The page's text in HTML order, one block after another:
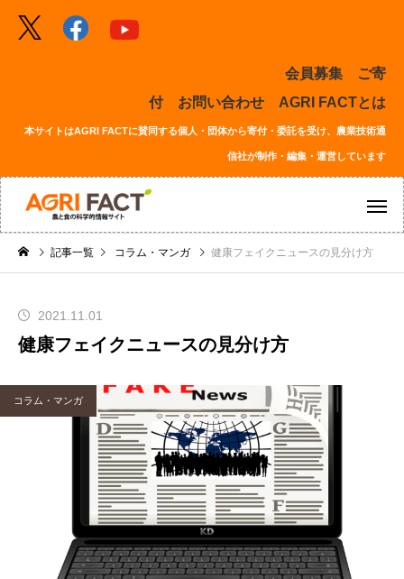
会員募集
ご寄
付
お問い合わせ AGRI FACTとは
本サイトはAGRI FACTに賛同する個人・団体から寄付・委託を受け、農業技術通
信社が制作・編集・運営しています
記事一覧 コラム・マンガ 健康フェイクニュースの見分け方
2021.11.01
健康フェイクニュースの見分け方
コラム・マンガ